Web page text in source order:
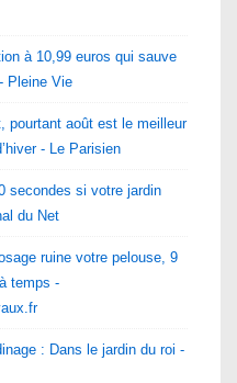
à 10,99 euros qui sauve
Pleine Vie
pourtant août est le meilleur
- Le Parisien
secondes si votre jardin
du Net
ruine votre pelouse, 9
temps -
: Dans le jardin du roi -